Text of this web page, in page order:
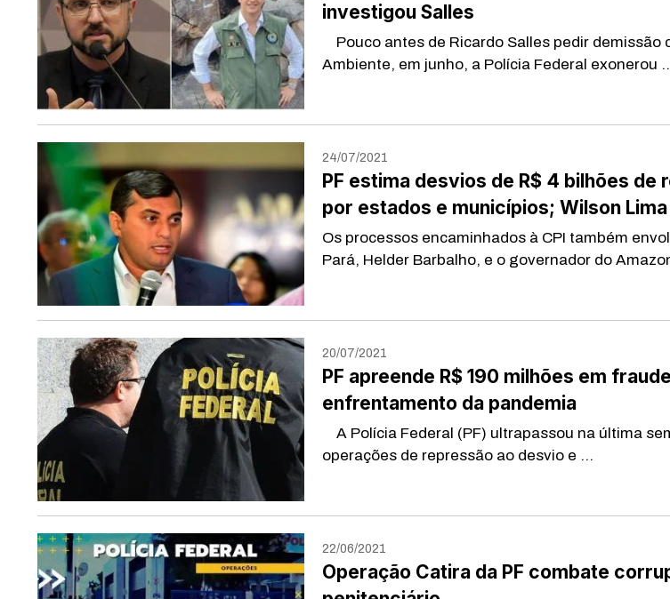
investigou Salles
Pouco antes de Ricardo Salles pedir demissão
Ambiente, em junho, a Polícia Federal exonerou
24/07/2021
PF estima desvios de R$ 4 bilhões de
por estados e municípios; Wilson
Os processos encaminhados à CPI também
Pará, Helder Barbalho, e o governador do
20/07/2021
PF apreende R$ 190 milhões em
enfrentamento da pandemia
A Polícia Federal (PF) ultrapassou na última
operações de repressão ao desvio e ...
22/06/2021
Operação Catira da PF combate